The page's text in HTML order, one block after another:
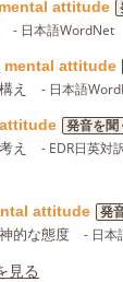
mental attitude
- 日本語WordNet
mental attitude
え - 日本語
attitude 発音を聞
え
- EDR日英対
attitude 発
的な態度 - 日本
見る